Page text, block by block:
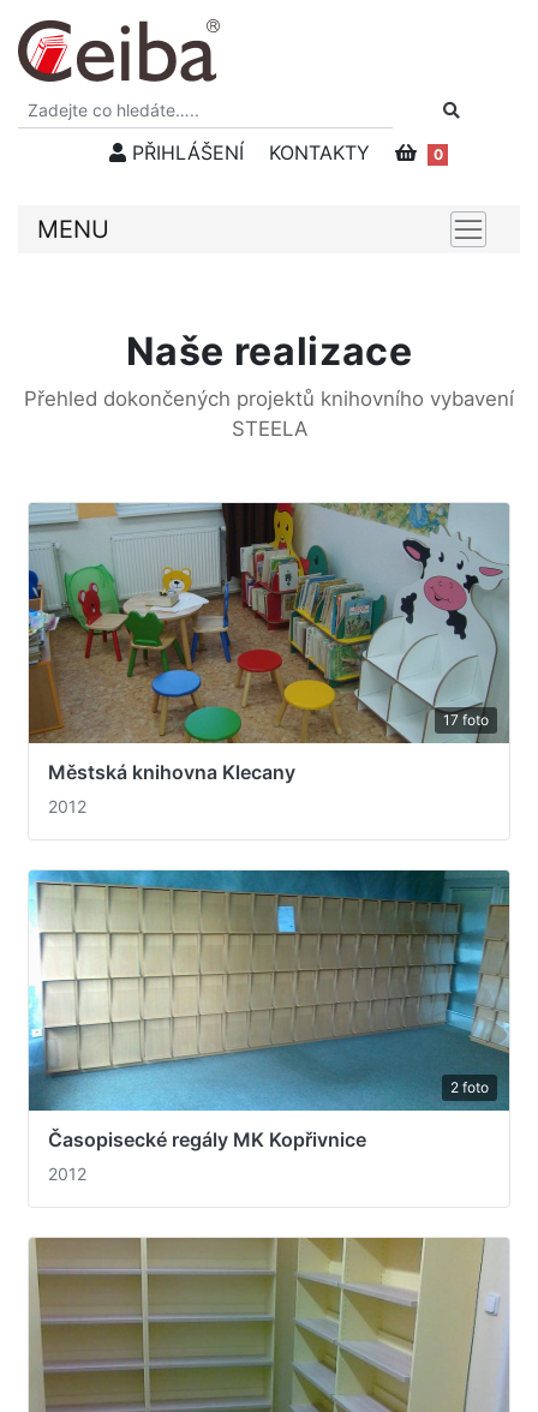
PŘIHLÁŠENÍ KONTAKTY 0
MENU
Naše realizace
Přehled dokončených projektů knihovního vybavení
STEELA
17 foto
Městská knihovna Klecany
2012
2 foto
Časopisecké regály MK Kopřivnice
2012